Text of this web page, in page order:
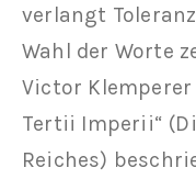
verlangt
Wahl der Worte
Victor Klemperer
Tertii Imperii“
Reiches)